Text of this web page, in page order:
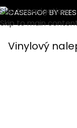
Skip to navigation
Skip to main
Vinylový